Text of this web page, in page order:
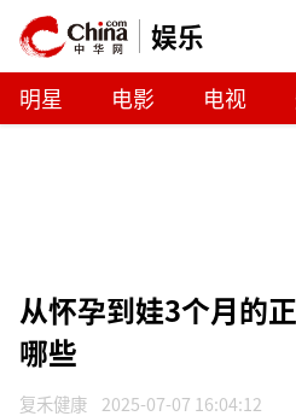
娱乐
明星 电影 电视
从怀孕到娃3个月的
哪些
复禾健康 2025-07-07 16:04:12